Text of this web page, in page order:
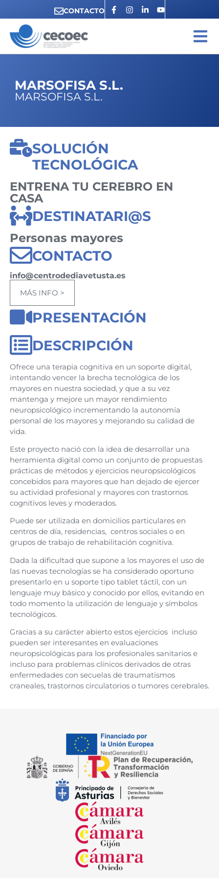
CONTACTO
MARSOFISA S.L.
MARSOFISA S.L.
SOLUCIÓN
TECNOLÓGICA
ENTRENA TU CEREBRO EN
CASA
DESTINATARI@S
Personas mayores
CONTACTO
info@centrodediavetusta.es
MÁS INFO >
PRESENTACIÓN
DESCRIPCIÓN
Ofrece una terapia cognitiva en un soporte digital,
intentando vencer la brecha tecnológica de los
mayores en nuestra sociedad, y que a su vez
mantenga y mejore un mayor rendimiento
neuropsicológico incrementando la autonomía
personal de los mayores y mejorando su calidad de
vida.
Este proyecto nació con la idea de desarrollar una
herramienta digital como un conjunto de propuestas
prácticas de métodos y ejercicios neuropsicológicos
concebidos para mayores que han dejado de ejercer
su actividad profesional y mayores con trastornos
cognitivos leves y moderados.
Puede ser utilizada en domicilios particulares en
centros de día, residencias, centros sociales o en
grupos de trabajo de rehabilitación cognitiva.
Dada la dificultad que supone a los mayores el uso de
las nuevas tecnologías se ha considerado oportuno
presentarlo en u soporte tipo tablet táctil, con un
lenguaje muy básico y conocido por ellos, evitando en
todo momento la utilización de lenguaje y símbolos
tecnológicos.
Gracias a su carácter abierto estos ejercicios incluso
pueden ser interesantes en evaluaciones
neuropsicológicas para los profesionales sanitarios e
incluso para problemas clínicos derivados de otras
enfermedades con secuelas de traumatismos
craneales, trastornos circulatorios o tumores cerebrales.